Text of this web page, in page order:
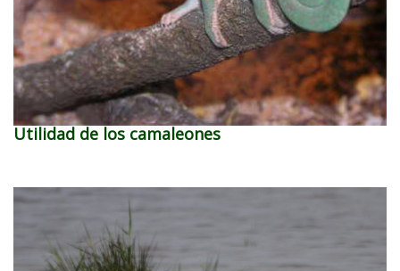
Utilidad de los camaleones